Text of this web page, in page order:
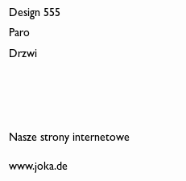
Design 555
Paro
Drzwi
Nasze strony internetowe
www.joka.de